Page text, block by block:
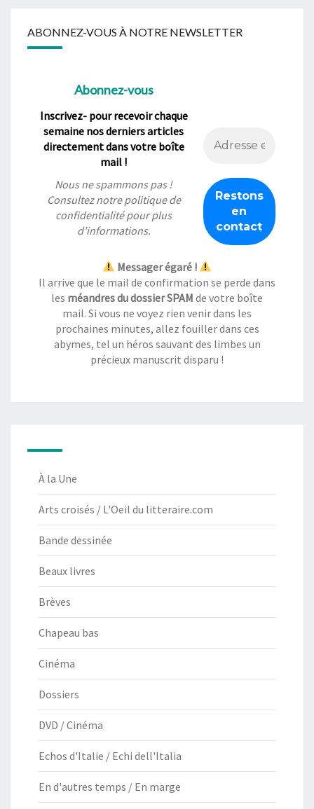
ABONNEZ-VOUS À NOTRE NEWSLETTER
Abonnez-vous
Inscrivez- pour recevoir chaque
semaine nos derniers articles
directement dans votre boîte
mail !
Nous ne spammons pas !
Consultez notrepolitique de
confidentialitépour plus
d’informations.
Messager égaré !
Il arrive que le mail de confirmation se perde dans
les méandres du dossier SPAM de votre boîte
mail. Si vous ne voyez rien venir dans les
prochaines minutes, allez fouiller dans ces
abymes, tel un héros sauvant des limbes un
précieux manuscrit disparu !
À la Une
Arts croisés / L'Oeil du litteraire.com
Bande dessinée
Beaux livres
Brèves
Chapeau bas
Cinéma
Dossiers
DVD / Cinéma
Echos d'Italie / Echi dell'Italia
En d'autres temps / En marge